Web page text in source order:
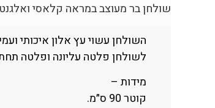
שולחן בר מעוצב במראה קלאסי
השולחן עשוי עץ אלון איכותי
לשולחן פלטה עליונה ופלטה
מידות –
קוטר 90 ס״מ.